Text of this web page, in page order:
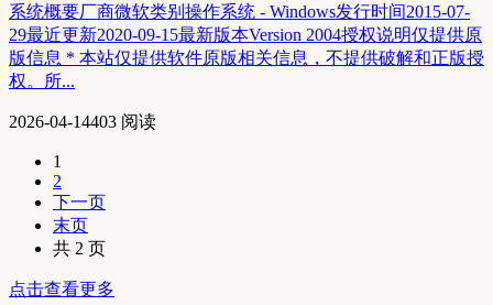
系统概要厂商微软类别操作系统 - Windows发行时间2015-07-
29最近更新2020-09-15最新版本Version 2004授权说明仅提供原
版信息 * 本站仅提供软件原版相关信息，不提供破解和正版授
权。所...
2026-04-14403 阅读
1
2
下一页
末页
共 2 页
点击查看更多